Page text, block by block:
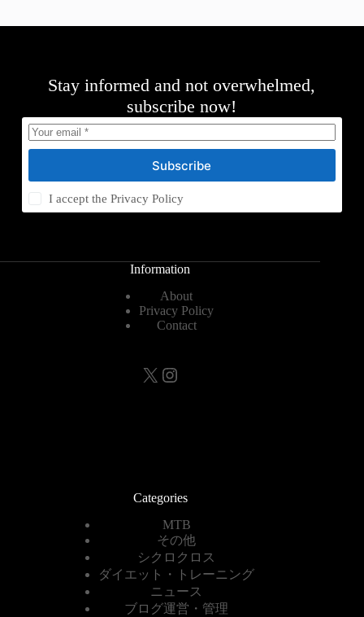
Stay informed and not overwhelmed,
subscribe now!
Subscribe
I accept thePrivacy Policy
Information
About
Privacy Policy
Contact
X Instagram
Categories
MTB
その他
シクロクロス
ダイエット・トレーニング
ニュース
ブログ運営・管理